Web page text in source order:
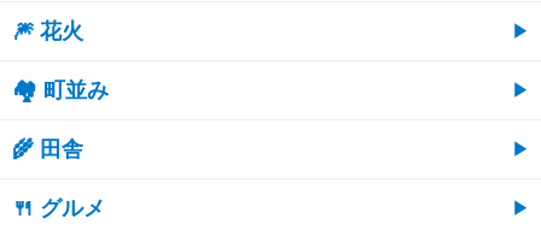
🎆 花火
🏘 町並み
🌾 田舎
🍴 グルメ